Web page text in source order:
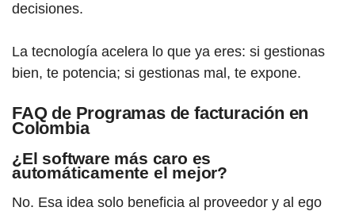
decisiones.
La tecnología acelera lo que ya eres: si gestionas
bien, te potencia; si gestionas mal, te expone.
FAQ de Programas de facturación en
Colombia
¿El software más caro es
automáticamente el mejor?
No. Esa idea solo beneficia al proveedor y al ego